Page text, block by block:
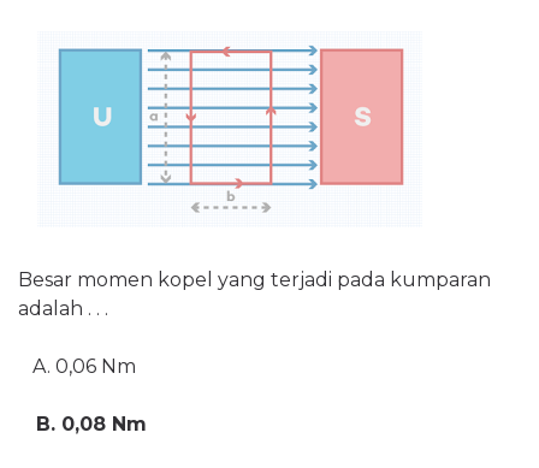
Besar momen kopel yang terjadi pada kumparan
adalah . . .
A. 0,06 Nm
B. 0,08 Nm